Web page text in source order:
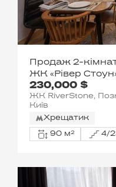
230,000 $
Продаж 2-
ЖК «Рівер
ЖК RiverStone,
Київ
Хрещатик
90 м² 4/